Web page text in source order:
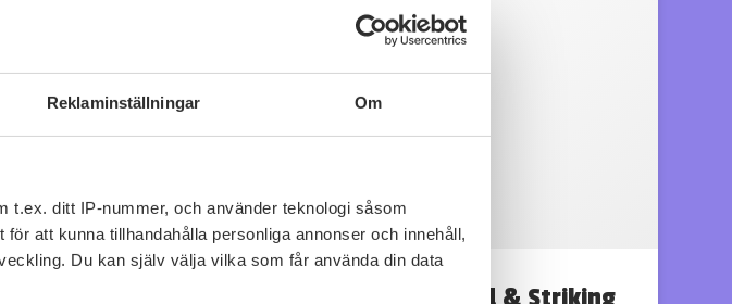
Reklaminställningar Om
t.ex. ditt IP-nummer, och använder teknologi såsom
att kunna tillhandahålla personliga annonser och innehåll,
Du kan själv välja vilka som får använda din data